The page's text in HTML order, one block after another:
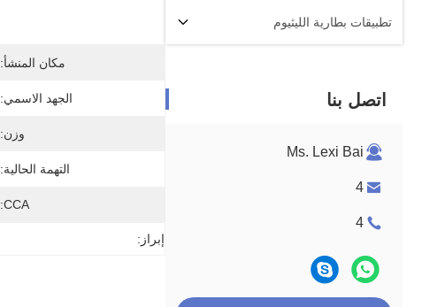
تطبيقات بطارية الليثيوم
اتصل بنا
Ms. Lexi Bai
4
4
مكان المنشأ:
الجهد الاسمي:
وزن:
التهمة الحالية:
CCA:
إبراز: